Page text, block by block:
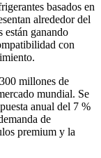
basados ​​en
alrededor del
están ganando
con
millones de
mundial. Se
anual del 7 %
de
premium y la